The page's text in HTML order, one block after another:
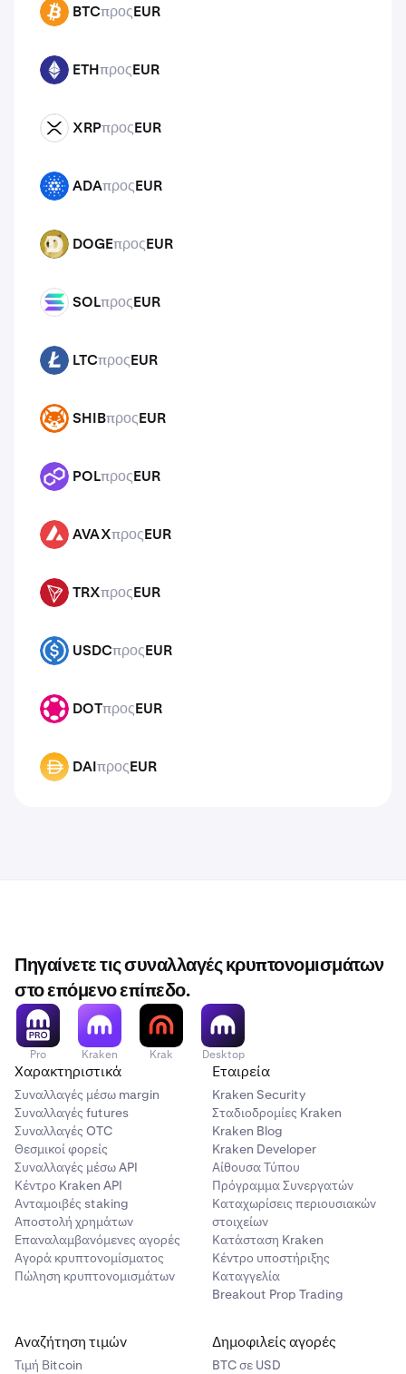
BTC BTCπροςEUR
ETH ETHπροςEUR
XRP XRPπροςEUR
ADA ADAπροςEUR
DOGE DOGEπροςEUR
SOL SOLπροςEUR
LTC LTCπροςEUR
SHIB SHIBπροςEUR
POL POLπροςEUR
AVAX AVAXπροςEUR
TRX TRXπροςEUR
USDC USDCπροςEUR
DOTπροςEUR
DAI DAIπροςEUR
Πηγαίνετε τις συναλλαγές κρυπτονομισμάτων
στο επόμενο επίπεδο.
Pro Kraken Krak Desktop
Χαρακτηριστικά
Συναλλαγές μέσω margin
Συναλλαγές futures
Συναλλαγές OTC
Θεσμικοί φορείς
Συναλλαγές μέσω API
Κέντρο Kraken API
Ανταμοιβές staking
Αποστολή χρημάτων
Επαναλαμβανόμενες αγορές
Αγορά κρυπτονομίσματος
Πώληση κρυπτονομισμάτων
Εταιρεία
Kraken Security
Σταδιοδρομίες Kraken
Kraken Blog
Kraken Developer
Αίθουσα Τύπου
Πρόγραμμα Συνεργατών
Καταχωρίσεις περιουσιακών
στοιχείων
Κατάσταση Kraken
Κέντρο υποστήριξης
Καταγγελία
Breakout Prop Trading
Αναζήτηση τιμών
Τιμή Βitcoin
Δημοφιλείς αγορές
BTC σε USD